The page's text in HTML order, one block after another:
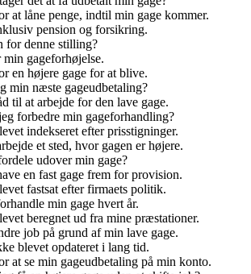
at låne penge, indtil min gage kommer.
pension og forsikring.
for denne stilling?
min gageforhøjelse.
en højere gage for at blive.
min næste gageudbetaling?
til at arbejde for den lave gage.
forbedre min gageforhandling?
indekseret efter prisstigninger.
et sted, hvor gagen er højere.
udover min gage?
en fast gage frem for provision.
fastsat efter firmaets politik.
min gage hvert år.
beregnet ud fra mine præstationer.
job på grund af min lave gage.
blevet opdateret i lang tid.
at se min gageudbetaling på min konto.